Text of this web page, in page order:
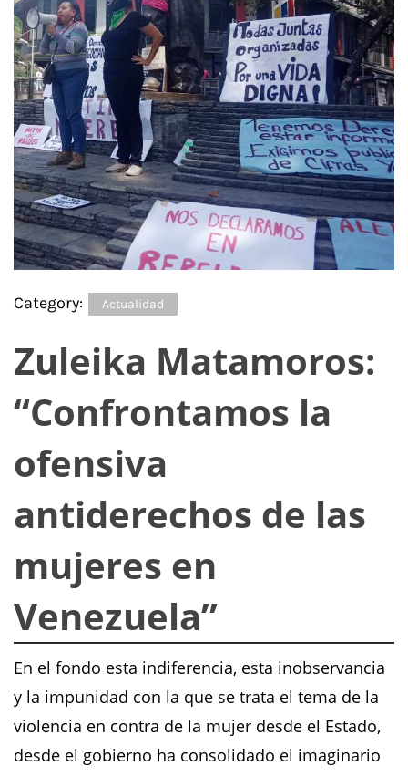
Category: Actualidad
Zuleika Matamoros:
“Confrontamos la
ofensiva
antiderechos de las
mujeres en
Venezuela”
En el fondo esta indiferencia, esta inobservancia
y la impunidad con la que se trata el tema de la
violencia en contra de la mujer desde el Estado,
desde el gobierno ha consolidado el imaginario